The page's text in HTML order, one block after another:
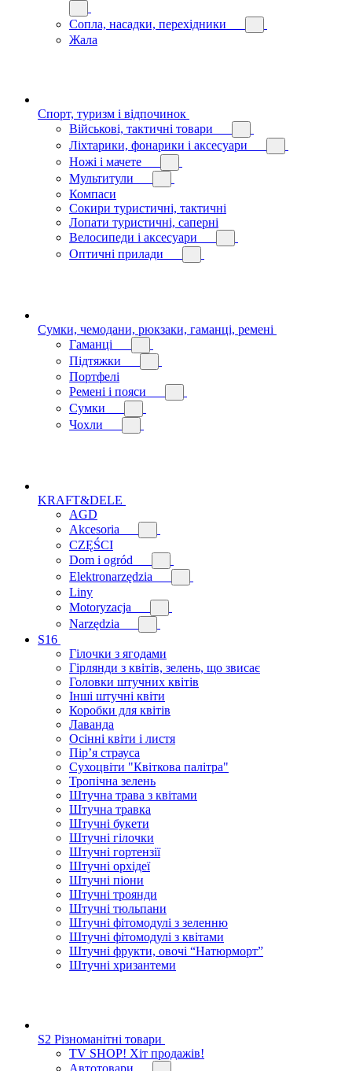
Сопла, насадки, перехідники
Жала
Спорт, туризм і відпочинок
Військові, тактичні товари
Ліхтарики, фонарики і аксесуари
Ножі і мачете
Мультитули
Компаси
Сокири туристичні, тактичні
Лопати туристичні, саперні
Велосипеди і аксесуари
Оптичні прилади
Сумки, чемодани, рюкзаки, гаманці, ремені
Гаманці
Підтяжки
Портфелі
Ремені і пояси
Сумки
Чохли
KRAFT&DELE
AGD
Akcesoria
CZĘŚCI
Dom i ogród
Elektronarzędzia
Liny
Motoryzacja
Narzędzia
S16
Гілочки з ягодами
Гірлянди з квітів, зелень, що звисає
Головки штучних квітів
Інші штучні квіти
Коробки для квітів
Лаванда
Осінні квіти і листя
Пір’я страуса
Сухоцвіти "Квіткова палітра"
Тропічна зелень
Штучна трава з квітами
Штучна травка
Штучні букети
Штучні гілочки
Штучні гортензії
Штучні орхідеї
Штучні піони
Штучні троянди
Штучні тюльпани
Штучні фітомодулі з зеленню
Штучні фітомодулі з квітами
Штучні фрукти, овочі “Натюрморт”
Штучні хризантеми
S2 Різноманітні товари
TV SHOP! Хіт продажів!
Автотовари